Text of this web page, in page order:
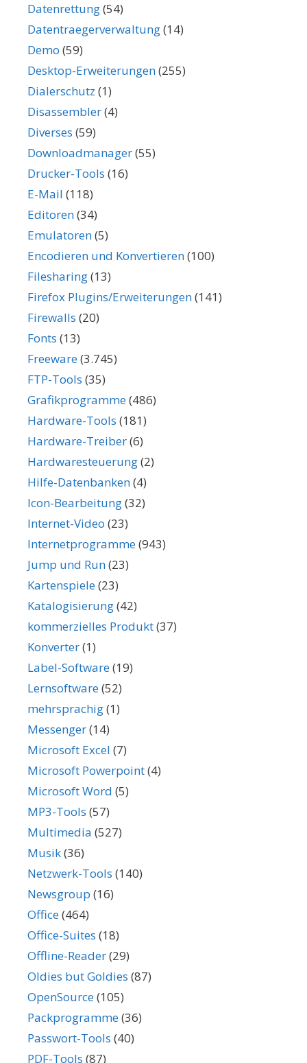
Datenrettung(54)
Datentraegerverwaltung(14)
Demo (59)
Desktop-Erweiterungen(255)
Dialerschutz (1)
Disassembler(4)
Diverses (59)
Downloadmanager(55)
Drucker-Tools (16)
E-Mail (118)
Editoren(34)
Emulatoren(5)
Encodieren und Konvertieren(100)
Filesharing(13)
Firefox Plugins/Erweiterungen(141)
Firewalls (20)
Fonts (13)
Freeware(3.745)
FTP-Tools (35)
Grafikprogramme(486)
Hardware-Tools (181)
Hardware-Treiber(6)
Hardwaresteuerung(2)
Hilfe-Datenbanken(4)
Icon-Bearbeitung(32)
Internet-Video (23)
Internetprogramme(943)
Jump und Run(23)
Kartenspiele(23)
Katalogisierung(42)
kommerzielles Produkt(37)
Konverter(1)
Label-Software(19)
Lernsoftware(52)
mehrsprachig(1)
Messenger(14)
Microsoft Excel (7)
Microsoft Powerpoint(4)
Microsoft Word (5)
MP3-Tools (57)
Multimedia (527)
Musik(36)
Netzwerk-Tools (140)
Newsgroup (16)
Office(464)
Office-Suites (18)
Offline-Reader(29)
Oldies but Goldies (87)
OpenSource(105)
Packprogramme(36)
Passwort-Tools (40)
PDF-Tools (87)